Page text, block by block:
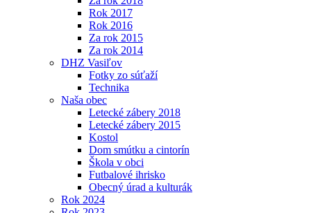
Rok 2017
Rok 2016
Za rok 2015
Za rok 2014
DHZ Vasiľov
Fotky zo súťaží
Technika
Naša obec
Letecké zábery 2018
Letecké zábery 2015
Kostol
Dom smútku a cintorín
Škola v obci
Futbalové ihrisko
Obecný úrad a kulturák
Rok 2024